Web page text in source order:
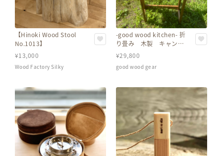
【Hinoki Wood Stool
No.1013】
¥13,000
Wood Factory Silky
-good wood kitchen- 折
り畳み 木製 キャン
プ アウトドア キッチ
ン テーブル 料理 カ
ウンター
¥29,800
good wood gear